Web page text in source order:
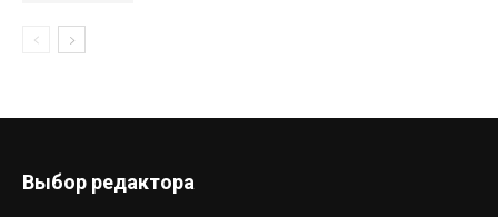
Выбор редактора